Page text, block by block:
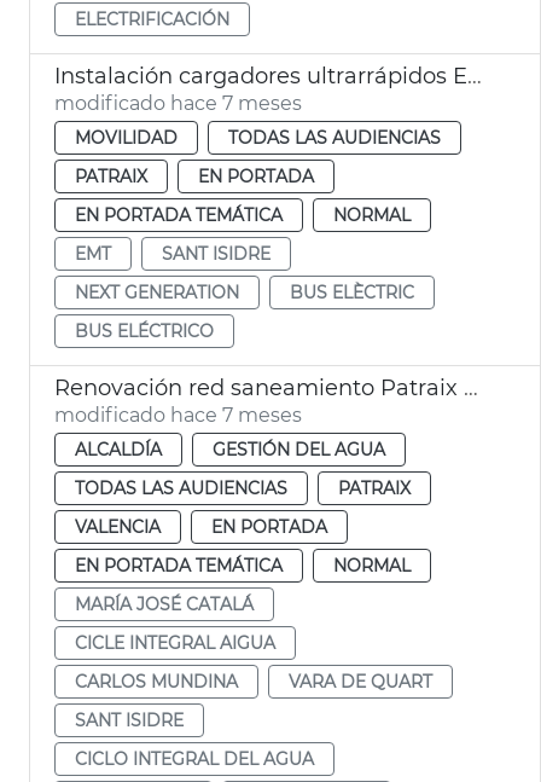
ELECTRIFICACIÓN
Instalación cargadores ultrarrápidos EMT San Isidro València
modificado hace 7 meses
MOVILIDAD
TODAS LAS AUDIENCIAS
PATRAIX
EN PORTADA
EN PORTADA TEMÁTICA
NORMAL
EMT
SANT ISIDRE
NEXT GENERATION
BUS ELÈCTRIC
BUS ELÉCTRICO
Renovación red saneamiento Patraix València
modificado hace 7 meses
ALCALDÍA
GESTIÓN DEL AGUA
TODAS LAS AUDIENCIAS
PATRAIX
VALENCIA
EN PORTADA
EN PORTADA TEMÁTICA
NORMAL
MARÍA JOSÉ CATALÁ
CICLE INTEGRAL AIGUA
CARLOS MUNDINA
VARA DE QUART
SANT ISIDRE
CICLO INTEGRAL DEL AGUA